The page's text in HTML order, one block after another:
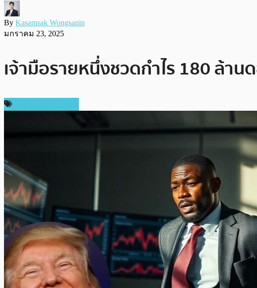
By Kasamsak Wongsanin
มกราคม 23, 2025
เจ้ามือรายหนึ่งชวดกำไร 180 ล้า